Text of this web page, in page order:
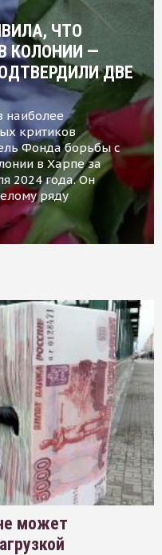
ЧТО
КОЛОНИИ —
ДВЕ
наиболее
критиков
Фонда борьбы с
в Харпе за
2024 года. Он
ряду
может